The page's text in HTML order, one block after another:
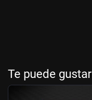
Te puede gustar